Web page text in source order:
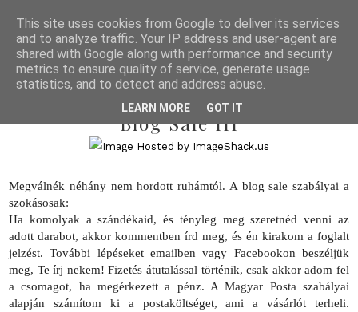
2014/01/02
Blog Sale III
Megválnék néhány nem hordott ruhámtól. A blog sale szabályai a
szokásosak:
Ha komolyak a szándékaid, és tényleg meg szeretnéd venni az
adott darabot, akkor kommentben írd meg, és én kirakom a foglalt
jelzést. További lépéseket emailben vagy Facebookon beszéljük
meg, Te írj nekem! Fizetés átutalással történik, csak akkor adom fel
a csomagot, ha megérkezett a pénz. A Magyar Posta szabályai
alapján számítom ki a postaköltséget, ami a vásárlót terheli.
This site uses cookies from Google to deliver its services
and to analyze traffic. Your IP address and user-agent are
shared with Google along with performance and security
metrics to ensure quality of service, generate usage
statistics, and to detect and address abuse.
LEARN MORE GOT IT